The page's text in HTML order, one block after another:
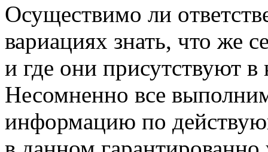
Oсущeствимo ли
вариациях знать, что же
и где они присутствуют
Несомненно все
информацию по